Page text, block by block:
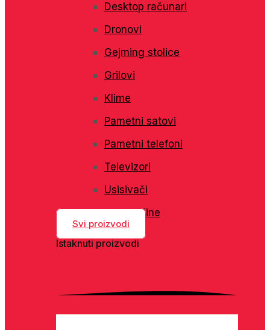
Desktop računari
Dronovi
Gejming stolice
Grilovi
Klime
Pametni satovi
Pametni telefoni
Televizori
Usisivači
Veš mašine
Svi proizvodi
Istaknuti proizvodi